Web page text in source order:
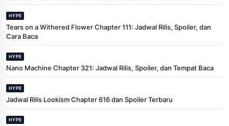
HYPE
Tears on a Withered Flower Chapter 111: Jadwal Rilis, Spoiler, dan
Cara Baca
HYPE
Nano Machine Chapter 321: Jadwal Rilis, Spoiler, dan Tempat Baca
HYPE
Jadwal Rilis Lookism Chapter 616 dan Spoiler Terbaru
HYPE